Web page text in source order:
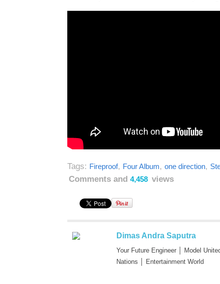
Tags: Fireproof, Four Album, one direction,
Comments and 4,458 views
Dimas Andra Saputra
Your Future Engineer │ Model
Nations │ Entertainment World